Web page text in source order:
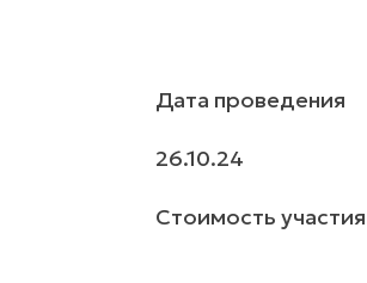
Дата проведения
26.10.24
Стоимость